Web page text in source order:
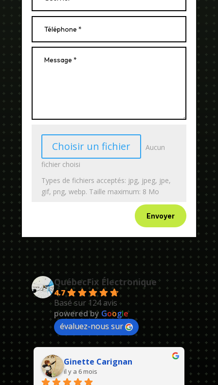
Choisir un fichier
Aucun
fichier choisi
Types de fichiers acceptés: jpg, jpeg, jpe,
gif, png, webp. Taille maximum: 8 Mo
Envoyer
QuébecFix Électronique
4.7
Basé sur 124 avis
powered by Google
évaluez-nous sur
Ginette Carignan
il y a 6 mois